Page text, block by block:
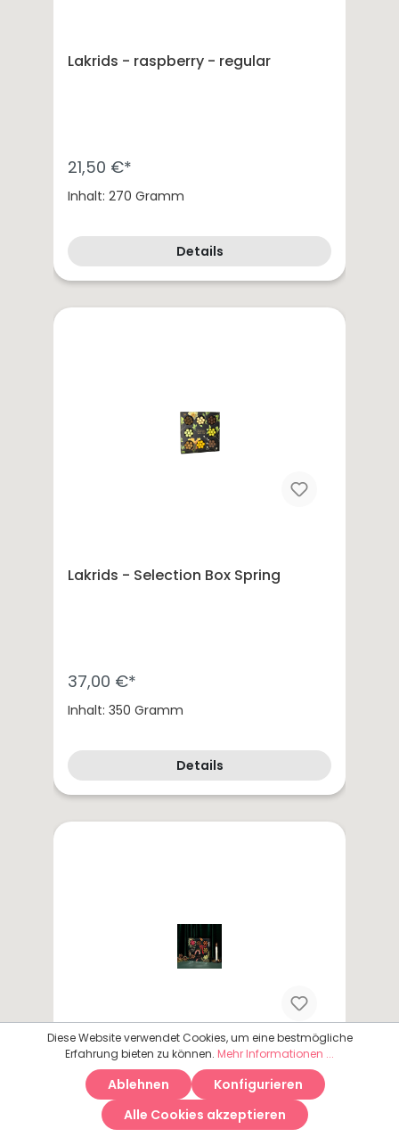
Lakrids - raspberry - regular
21,50 €*
Inhalt: 270 Gramm
Details
Lakrids - Selection Box Spring
37,00 €*
Inhalt: 350 Gramm
Details
Lakrids - Selection Box Winter
Diese Website verwendet Cookies, um eine bestmögliche
Erfahrung bieten zu können. Mehr Informationen ...
Ablehnen
Konfigurieren
Alle Cookies akzeptieren